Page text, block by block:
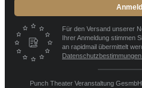
Für den Versand unserer
Ihrer Anmeldung stimmen
an rapidmail übermittelt
Datenschutzbestimmungen
Punch Theater Veranstaltung